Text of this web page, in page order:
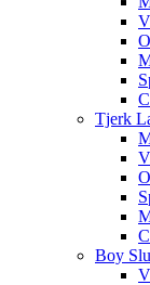
Tjerk
Boy